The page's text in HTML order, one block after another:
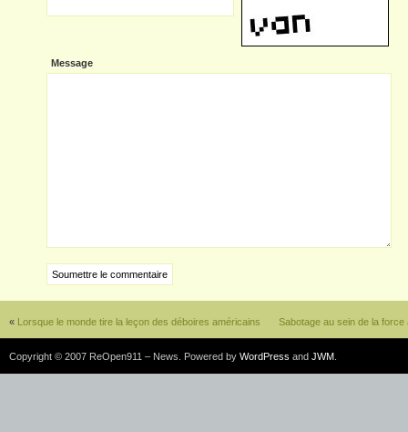
Message
« Lorsque le monde tire la leçon des déboires américains Sabotage au sein de la force
Copyright © 2007 ReOpen911 – News. Powered by WordPress and JWM